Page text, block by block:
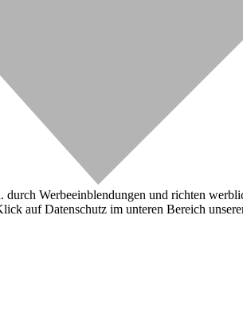
Werbeeinblendungen und richten
auf Datenschutz im unteren Bereich